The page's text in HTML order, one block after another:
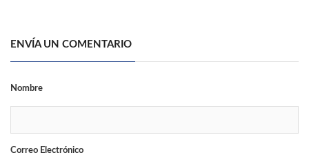
ENVÍA UN COMENTARIO
Nombre
Correo Electrónico